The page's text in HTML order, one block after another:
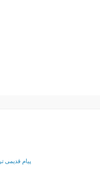
پیام قدیمی تر